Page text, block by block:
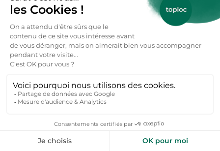
correspondances avec les villes principales du
Gers et les grandes villes françaises grâce aux
trains TGV InOui et TER.
Vous cherchez une location vacances
Gers pas cher ?
Retrouvez notre sélection de location vacances
Gers pas cher à partir de 40€ / nuit. Avec ses
remarquables et sa gastronomie exceptionnelle,
des explorations touristiques où il fait bon vivre.